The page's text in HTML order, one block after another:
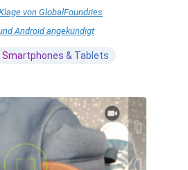
von GlobalFoundries
Android angekündigt
Smartphones & Tablets